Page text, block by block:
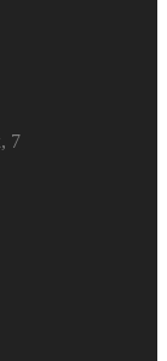
7